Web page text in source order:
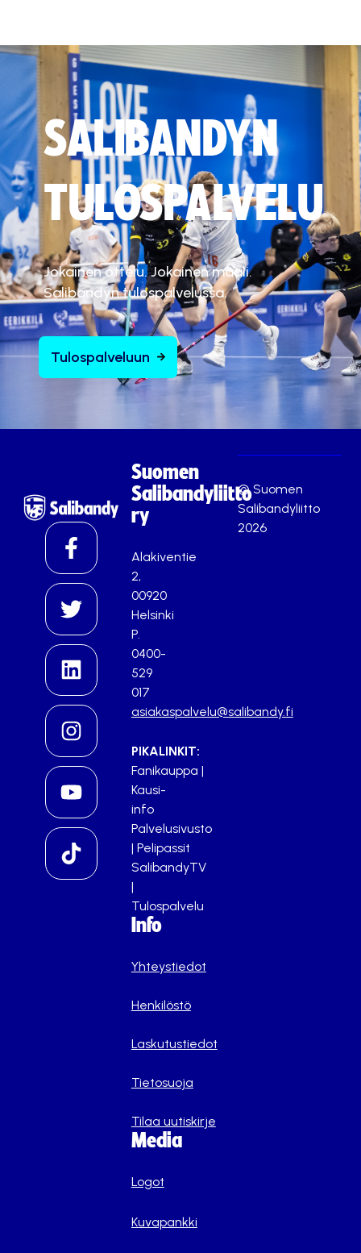
SALIBANDYN
TULOSPALVELU
Jokainen ottelu. Jokainen maali.
Salibandyn tulospalvelussa.
Tulospalveluun
Suomen
Salibandyliitto
ry
Alakiventie
2,
00920
Helsinki
P.
0400-
529
017
asiakaspalvelu@salibandy.fi
PIKALINKIT:
Fanikauppa |
Kausi-
info
Palvelusivusto
| Pelipassit
SalibandyTV
|
Tulospalvelu
Info
Yhteystiedot
Henkilöstö
Laskutustiedot
Tietosuoja
Tilaa uutiskirje
Media
Logot
Kuvapankki
© Suomen
Salibandyliitto
2026